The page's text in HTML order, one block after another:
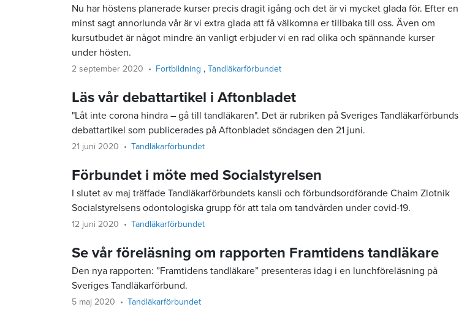
Nu har höstens planerade kurser precis dragit igång och det är vi mycket glada för. Efter en
minst sagt annorlunda vår är vi extra glada att få välkomna er tillbaka till oss. Även om
kursutbudet är något mindre än vanligt erbjuder vi en rad olika och spännande kurser
under hösten.
2 september 2020 Fortbildning Tandläkarförbundet
Läs vår debattartikel i Aftonbladet
"Låt inte corona hindra – gå till tandläkaren". Det är rubriken på Sveriges Tandläkarförbunds
debattartikel som publicerades på Aftonbladet söndagen den 21 juni.
21 juni 2020 Tandläkarförbundet
Förbundet i möte med Socialstyrelsen
I slutet av maj träffade Tandläkarförbundets kansli och förbundsordförande Chaim Zlotnik
Socialstyrelsens odontologiska grupp för att tala om tandvården under covid-19.
12 juni 2020 Tandläkarförbundet
Se vår föreläsning om rapporten Framtidens tandläkare
Den nya rapporten: ”Framtidens tandläkare” presenteras idag i en lunchföreläsning på
Sveriges Tandläkarförbund.
5 maj 2020 Tandläkarförbundet